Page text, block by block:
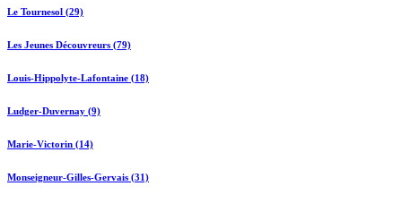
Le Tournesol (29)
Les Jeunes Découvreurs (79)
Louis-Hippolyte-Lafontaine (18)
Ludger-Duvernay (9)
Marie-Victorin (14)
Monseigneur-Gilles-Gervais (31)